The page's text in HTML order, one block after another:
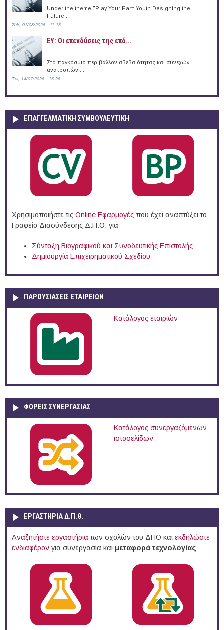
Under the theme "Play Your Part: Youth Designing the
Future...
Σάβ, 01/08/2026 - 11:13
EY: Οι επενδύσεις της επό...
Στο παγκόσμιο περιβάλλον αβεβαιότητας και συνεχών
ανατροπών,...
Τρί, 14/07/2026 - 15:26
ΕΠΑΓΓΕΛΜΑΤΙΚΉ ΣΥΜΒΟΥΛΕΥΤΙΚΉ
Χρησιμοποιήστε τις Online Eφαρμογές που έχει αναπτύξει το
Γραφείο Διασύνδεσης Δ.Π.Θ. για
Σύνταξη Βιογραφικού και Συνοδευτικής Επιστολής
Δημιουργία Επιχειρηματικού Σχεδίου
ΠΑΡΟΥΣΙΆΣΕΙΣ ΕΤΑΙΡΕΙΏΝ
Κατάλογος εταιριών
ΦΟΡΕΙΣ ΣΥΝΕΡΓΑΣΙΑΣ
Κατάλογος συνεργαζόμενων
ιστοσελίδων
ΕΡΓΑΣΤΗΡΙΑ Δ.Π.Θ.
Αναζητήστε εργαστήρια των σχολών του ΔΠΘ και εκδηλώστε
ενδιαφέρον για συνεργασία και μεταφορά τεχνολογίας